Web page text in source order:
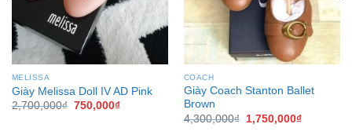
MICHAEL KORS
Giày Michael Kors Lillie Berry
2,800,000₫ 1,800,000
MICHAEL KORS
Giày Michael Kors Lillie moc
Đen logo MK
2,800,000₫ 1,999,000₫